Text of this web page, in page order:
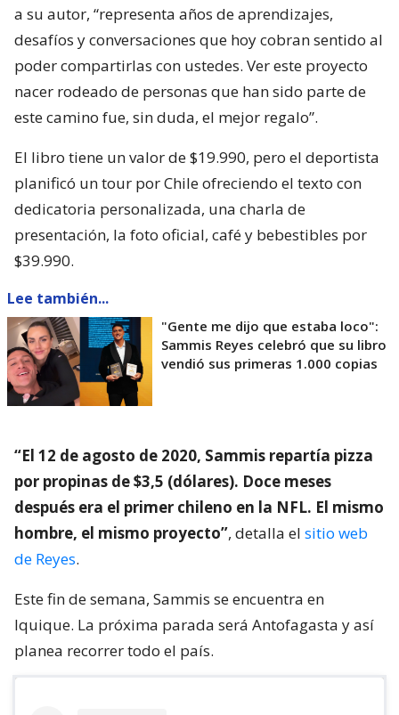
a su autor, “representa años de aprendizajes,
desafíos y conversaciones que hoy cobran sentido al
poder compartirlas con ustedes. Ver este proyecto
nacer rodeado de personas que han sido parte de
este camino fue, sin duda, el mejor regalo”.
El libro tiene un valor de $19.990, pero el deportista
planificó un tour por Chile ofreciendo el texto con
dedicatoria personalizada, una charla de
presentación, la foto oficial, café y bebestibles por
$39.990.
Lee también...
"Gente me dijo que estaba loco":
Sammis Reyes celebró que su libro
vendió sus primeras 1.000 copias
“El 12 de agosto de 2020, Sammis repartía pizza
por propinas de $3,5 (dólares). Doce meses
después era el primer chileno en la NFL. El mismo
hombre, el mismo proyecto”, detalla el sitio web
de Reyes.
Este fin de semana, Sammis se encuentra en
Iquique. La próxima parada será Antofagasta y así
planea recorrer todo el país.